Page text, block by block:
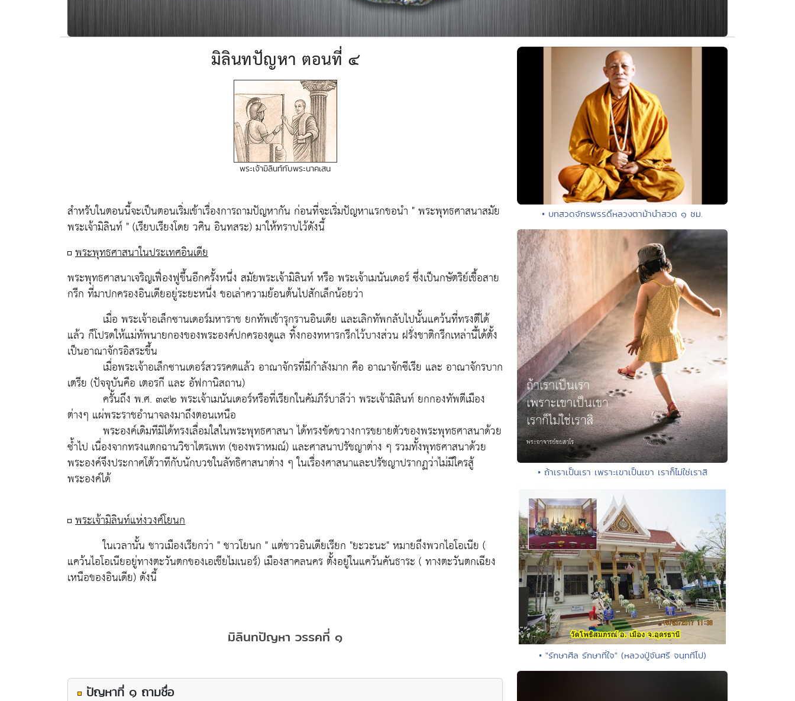
มิลินทปัญหา ตอนที่ ๔
พระเจ้ามิลินท์กับพระนาคเสน
สำหรับในตอนนี้จะเป็นตอนเริ่มเข้าเรื่องการถามปัญหากัน ก่อนที่จะเริ่มปัญหาแรกขอนำ " พระพุทธศาสนาสมัย
พระเจ้ามิลินท์ "(เรียบเรียงโดย วศิน อินทสระ) มาให้ทราบไว้ดังนี้
พระพุทธศาสนาในประเทศอินเดีย
พระพุทธศาสนาเจริญเฟื่องฟูขึ้นอีกครั้งหนึ่ง สมัยพระเจ้ามิลินท์ หรือ พระเจ้าเมนันเดอร์ ซึ่งเป็นกษัตริย์เชื้อสาย
กรีก ที่มาปกครองอินเดียอยู่ระยะหนึ่ง ขอเล่าความย้อนต้นไปสักเล็กน้อยว่า
เมื่อ พระเจ้าอเล็กซานเดอร์มหาราช ยกทัพเข้ารุกรานอินเดีย และเลิกทัพกลับไปนั้นแคว้นที่ทรงตีได้
แล้ว ก็โปรดให้แม่ทัพนายกองของพระองค์ปกครองดูแล ทิ้งกองทหารกรีกไว้บางส่วน ฝรั่งชาติกรีกเหล่านี้ได้ตั้ง
เป็นอาณาจักรอิสระขึ้น
เมื่อพระเจ้าอเล็กซานเดอร์สวรรคตแล้ว อาณาจักรที่มีกำลังมาก คือ อาณาจักซีเรีย และ อาณาจักรบาก
เตรีย (ปัจจุบันคือ เตอรกี และ อัฟกานิสถาน)
ครั้นถึง พ.ศ. ๓๙๒ พระเจ้าเมนันเดอร์หรือที่เรียกในคัมภีร์บาลีว่า พระเจ้ามิลินท์ ยกกองทัพตีเมือง
ต่างๆ แผ่พระราชอำนาจลงมาถึงตอนเหนือ
พระองค์เดิมทีมิได้ทรงเลื่อมใสในพระพุทธศาสนา ได้ทรงขัดขวางการขยายตัวของพระพุทธศาสนาด้วย
ซ้ำไป เนื่องจากทรงแตกฉานวิชาไตรเพท (ของพราหมณ์) และศาสนาปรัชญาต่าง ๆ รวมทั้งพุทธศาสนาด้วย
พระองค์จึงประกาศโต้วาทีกับนักบวชในลัทธิศาสนาต่าง ๆ ในเรื่องศาสนาและปรัชญาปรากฏว่าไม่มีใครสู้
พระองค์ได้
พระเจ้ามิลินท์แห่งวงศ์โยนก
ในเวลานั้น ชาวเมืองเรียกว่า " ชาวโยนก " แต่ชาวอินเดียเรียก "ยะวะนะ" หมายถึงพวกไอโอเนีย (
แคว้นไอโอเนียอยู่ทางตะวันตกของเอเชียไมเนอร์) เมืองสาคลนคร ตั้งอยู่ในแคว้นคันธาระ ( ทางตะวันตกเฉียง
เหนือของอินเดีย) ดังนี้
มิลินทปัญหา วรรคที่ ๑
ปัญหาที่ ๑ ถามชื่อ
• บทสวดจักรพรรดิ์หลวงตาม้านำสวด ๑ ชม.
• ถ้าเราเป็นเรา เพราะเขาเป็นเขา เราก็ไม่ใช่เราสิ
• "รักษาศีล รักษาที่ใจ" (หลวงปู่จันศรี จนฺททีโป)